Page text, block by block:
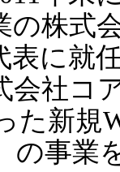
の株式
表に就
会社コ
た新規
の事業